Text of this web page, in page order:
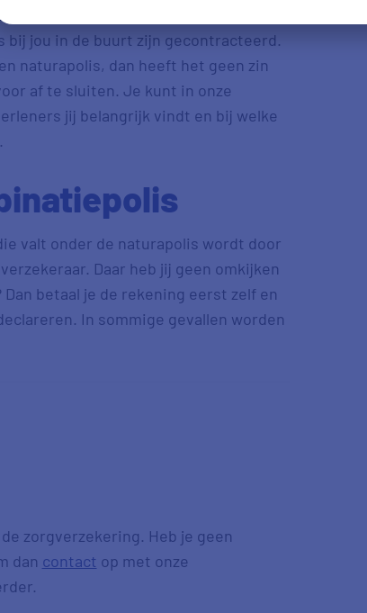
dan bij een
bij jou in de buurt zijn gecontracteerd.
naturapolis, dan heeft het geen zin
af te sluiten. Je kunt in onze
jij belangrijk vindt en bij welke
valt onder de naturapolis wordt door
Daar heb jij geen omkijken
betaal je de rekening eerst zelf en
In sommige gevallen worden
zorgverzekering. Heb je geen
dan contact op met onze